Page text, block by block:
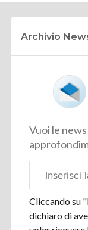
Archivio
Vuoi le
aziendale
Cliccando su
dichiaro di